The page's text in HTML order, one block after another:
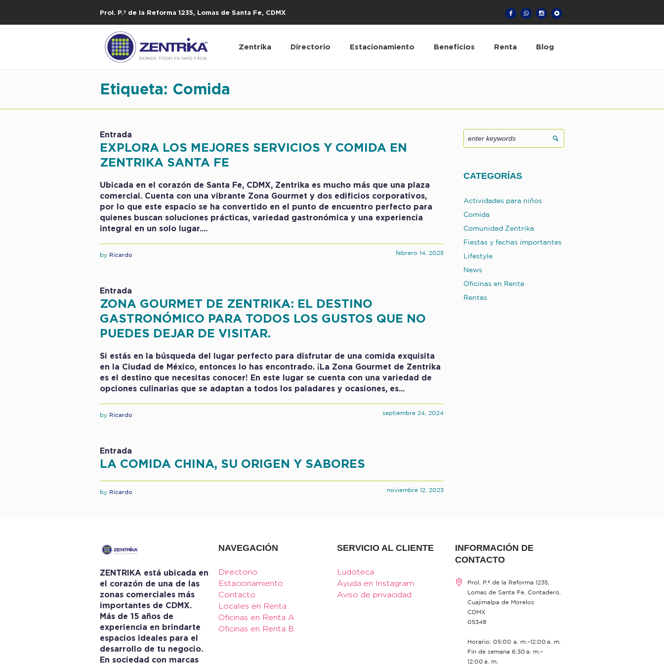
Prol. P.º de la Reforma 1235, Lomas de Santa Fe, CDMX
Zentrika Directorio Estacionamiento Beneficios Renta Blog
Etiqueta: Comida
Entrada
EXPLORA LOS MEJORES SERVICIOS Y COMIDA EN
ZENTRIKA SANTA FE
Ubicada en el corazón de Santa Fe, CDMX, Zentrika es mucho más que una plaza
comercial. Cuenta con una vibrante Zona Gourmet y dos edificios corporativos,
por lo que este espacio se ha convertido en el punto de encuentro perfecto para
quienes buscan soluciones prácticas, variedad gastronómica y una experiencia
integral en un solo lugar....
febrero 14, 2025
by Ricardo
Entrada
ZONA GOURMET DE ZENTRIKA: EL DESTINO
GASTRONÓMICO PARA TODOS LOS GUSTOS QUE NO
PUEDES DEJAR DE VISITAR.
Si estás en la búsqueda del lugar perfecto para disfrutar de una comida exquisita
en la Ciudad de México, entonces lo has encontrado. ¡La Zona Gourmet de Zentrika
es el destino que necesitas conocer! En este lugar se cuenta con una variedad de
opciones culinarias que se adaptan a todos los paladares y ocasiones, es...
septiembre 24, 2024
by Ricardo
Entrada
LA COMIDA CHINA, SU ORIGEN Y SABORES
noviembre 12, 2023
by Ricardo
CATEGORÍAS
Actividades para niños
Comida
Comunidad Zentrika
Fiestas y fechas importantes
Lifestyle
News
Oficinas en Renta
Rentas
ZENTRIKA está ubicada en
el corazón de una de las
zonas comerciales más
importantes de CDMX.
Más de 15 años de
experiencia en brindarte
espacios ideales para el
desarrollo de tu negocio.
En sociedad con marcas
NAVEGACIÓN
Directorio
Estacionamiento
Contacto
Locales en Renta
Oficinas en Renta A
Oficinas en Renta B
SERVICIO AL CLIENTE
Ludoteca
Ayuda en Instagram
Aviso de privacidad
INFORMACIÓN DE
CONTACTO
Prol. P.º de la Reforma 1235,
Lomas de Santa Fe, Contadero,
Cuajimalpa de Morelos
CDMX
05348
Horario: 05:00 a. m.–12:00 a. m.
Fin de semana 6:30 a. m.–
12:00 a. m.